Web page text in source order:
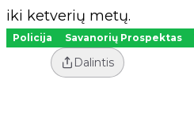
iki ketverių metų.
Policija Savanorių Prospektas
Dalintis